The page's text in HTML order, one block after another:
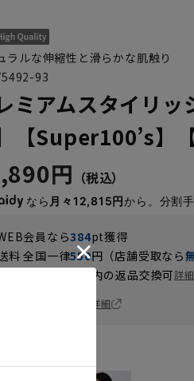
ラルな伸縮性と滑らかな肌触り
93
ミアムスタイリ
【Super100’s】【
円
なら 月々12,815円から。分割
会員なら384pt獲得
料 全国一律550円（店舗受取なら
日以内の返品交換可詳細
詳細